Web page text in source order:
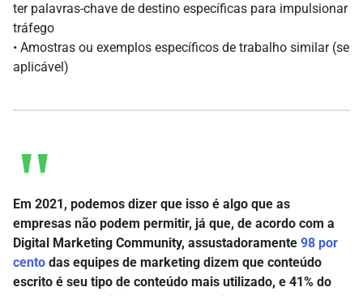
ter palavras-chave de destino específicas para impulsionar
tráfego
• Amostras ou exemplos específicos de trabalho similar (se
aplicável)
Em 2021, podemos dizer que isso é algo que as
empresas não podem permitir, já que, de acordo com a
Digital Marketing Community, assustadoramente 98 por
cento das equipes de marketing dizem que conteúdo
escrito é seu tipo de conteúdo mais utilizado, e 41% do